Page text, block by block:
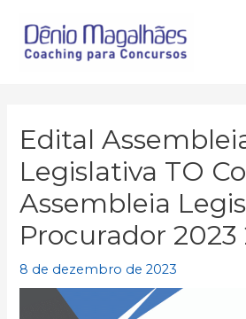
para
Edital
Legislativa TO
Assembleia
Procurador 2023
8 de dezembro de 2023